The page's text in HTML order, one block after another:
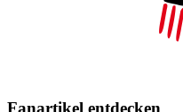
Fanartikel entdecken